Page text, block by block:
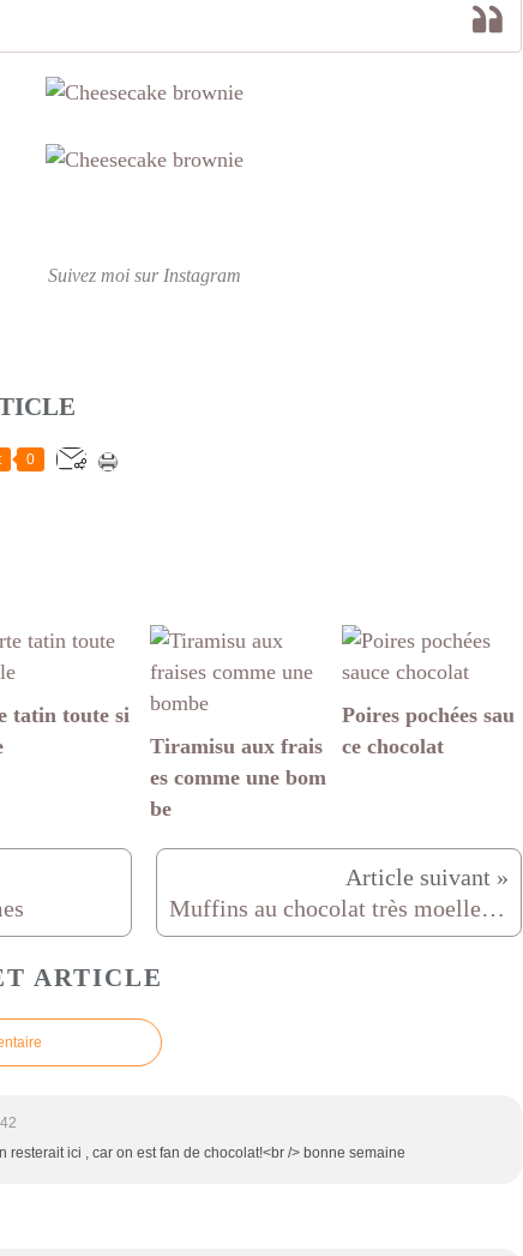
Suivez moi sur Instagram
0
tatin toute si
Tiramisu aux frais
es comme une bom
be
Poires pochées sau
ce chocolat
Muffins au chocolat très moelleux (lait fermenté, lait ribot)
ARTICLE
resterait ici , car on est fan de chocolat!<br /> bonne semaine